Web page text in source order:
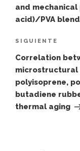
and
acid)/PVA
Siguiente
entrada
SIGUIENTE
Correlation
microstructural
polyisoprene,
butadiene
thermal aging